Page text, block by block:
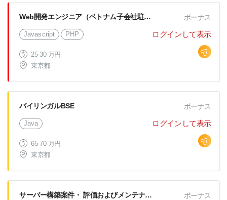
Web開発エンジニア（ベトナム子会社駐在）
Javascript PHP
25-30 万円
東京都
ボーナス
ログインして表示
バイリンガルBSE
Java
65-70 万円
東京都
ボーナス
ログインして表示
サーバー構築案件・ 評価およびメンテナンス ボーナス